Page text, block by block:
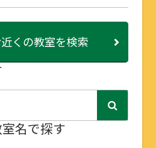
くの教室を検索
名で探す